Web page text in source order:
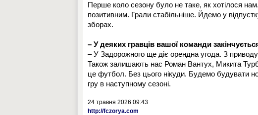
Перше коло сезону було не таке, як хотілося
позитивним. Грали стабільніше. Йдемо у
зборах.
– У деяких гравців вашої команди
– У Задорожного ще діє орендна угода. З
Також залишають нас Роман Вантух, Микита
це футбол. Без цього нікуди. Будемо будувати
гру в наступному сезоні.
24 травня 2026 09:43
http://fczorya.com